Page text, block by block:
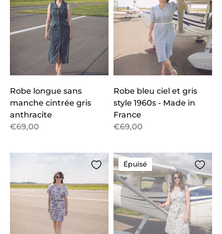
Robe longue sans
manche cintrée gris
anthracite
€69,00
Robe bleu ciel et gris
style 1960s - Made in
France
€69,00
Épuisé